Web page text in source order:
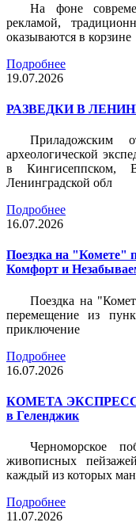
На фоне
рекламой,
оказываются в корзине
Подробнее
19.07.2026
РАЗВЕДКИ В
Приладожским
археологической
в Кингисеппском,
Ленинградской обл
Подробнее
16.07.2026
Поездка на "Комете"
Комфорт и
Поездка на
перемещение из
приключение
Подробнее
16.07.2026
КОМЕТА ЭКСПРЕСС:
в Геленджик
Черноморское
живописных
каждый из которых
Подробнее
11.07.2026